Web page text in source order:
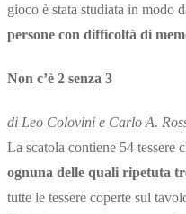
gioco è stata studiata in modo
persone con difficoltà di
Non c’è 2 senza 3
di Leo Colovini e Carlo A.
La scatola contiene 54 tessere
ognuna delle quali ripetuta
tutte le tessere coperte sul